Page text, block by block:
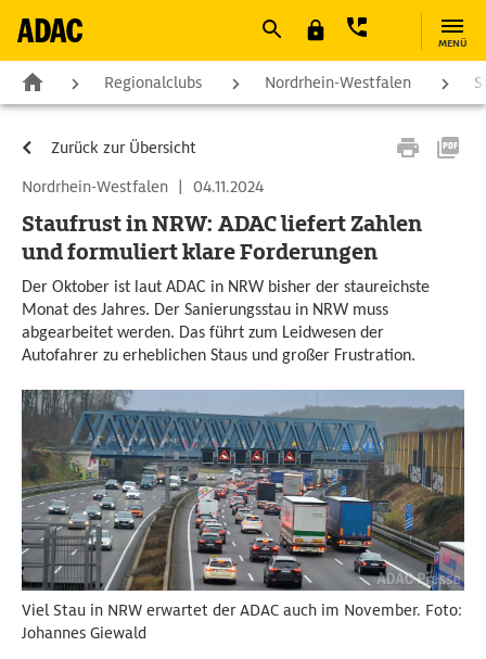
MENÜ
Regionalclubs Nordrhein-Westfalen
Zurück zur Übersicht
Nordrhein-Westfalen | 04.11.2024
Staufrust in NRW: ADAC liefert Zahlen
und formuliert klare Forderungen
Der Oktober ist laut ADAC in NRW bisher der staureichste
Monat des Jahres. Der Sanierungsstau in NRW muss
abgearbeitet werden. Das führt zum Leidwesen der
Autofahrer zu erheblichen Staus und großer Frustration.
Viel Stau in NRW erwartet der ADAC auch im November. Foto:
Johannes Giewald